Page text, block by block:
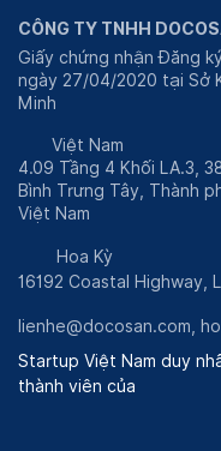
CÔNG TY TNHH
Giấy chứng nhận Đăng
ngày 27/04/2020 tại Sở
Minh
Việt Nam
4.09 Tầng 4 Khối LA.3,
Bình Trưng Tây, Thành
Việt Nam
Hoa Kỳ
16192 Coastal Highway,
lienhe@docosan.com ,
Startup Việt Nam duy
thành viên của